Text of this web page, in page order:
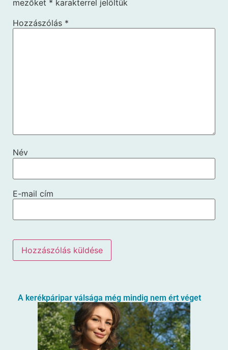
mezőket * karakterrel jelöltük
Hozzászólás *
Név
E-mail cím
A kerékpáripar válsága még mindig nem ért véget